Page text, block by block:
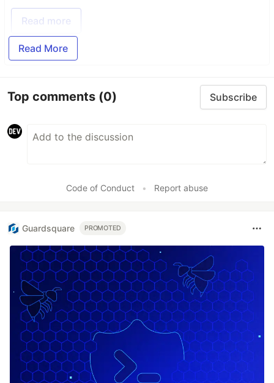
Read more
Read More
Top comments (0) Subscribe
Code of Conduct • Report abuse
Guardsquare PROMOTED